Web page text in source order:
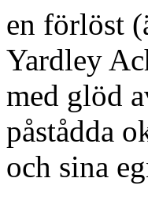
en förlöst
Yardley
med glöd
påstådda
och sina